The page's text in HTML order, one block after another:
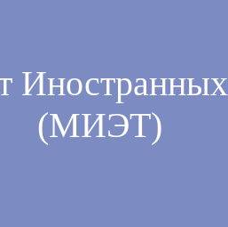
(МИЭТ)